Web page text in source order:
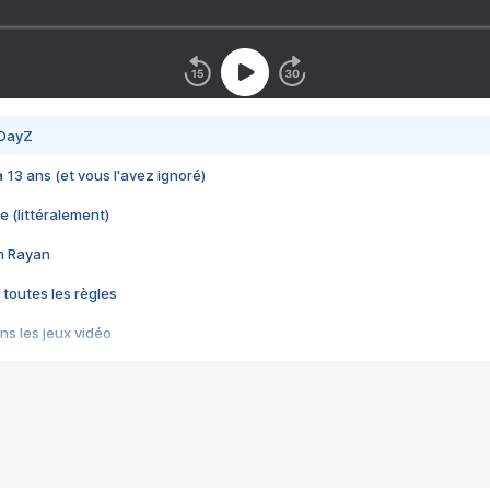
13 ans (et vous l'avez ignoré)
(littéralement)
Rayan
toutes les règles
les jeux vidéo